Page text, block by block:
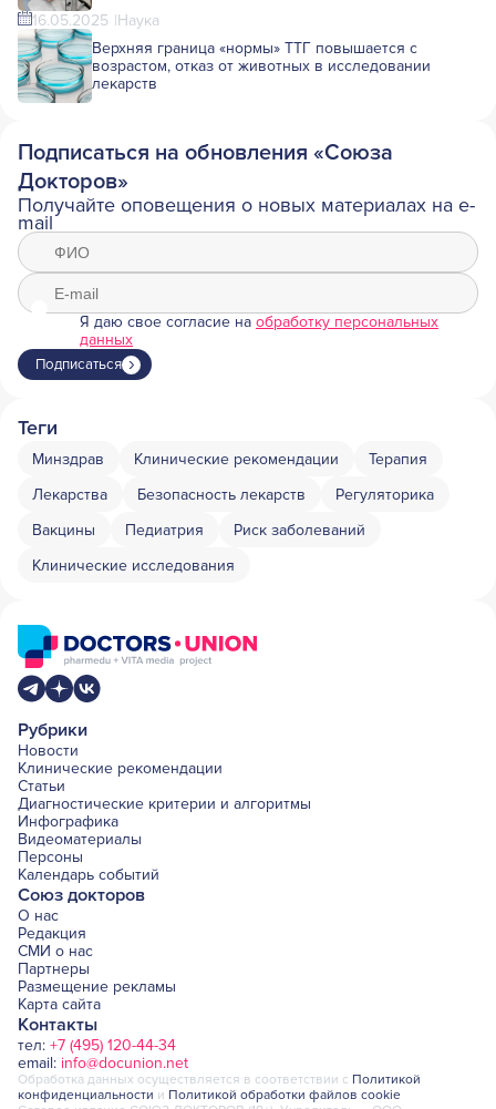
16.05.2025 Наука
Верхняя граница «нормы» ТТГ повышается с
возрастом, отказ от животных в исследовании
лекарств
Подписаться на обновления «Союза
Докторов»
Получайте оповещения о новых материалах на e-
mail
Я даю свое согласие на обработку персональных
данных
Подписаться
Теги
Минздрав Клинические рекомендации
Терапия
Лекарства
Безопасность лекарств
Регуляторика
Вакцины
Педиатрия
Риск заболеваний
Клинические исследования
Рубрики
Новости
Клинические рекомендации
Статьи
Диагностические критерии и алгоритмы
Инфографика
Видеоматериалы
Персоны
Календарь событий
Союз докторов
О нас
Редакция
СМИ о нас
Партнеры
Размещение рекламы
Карта сайта
Контакты
тел: +7 (495) 120-44-34
email: info@docunion.net
Обработка данных осуществляется в соответствии с Политикой
конфиденциальности и Политикой обработки файлов cookie